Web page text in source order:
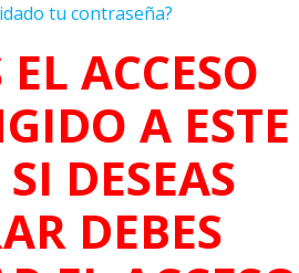
tu contraseña?
ACCESO
A ESTE
DESEAS
DEBES